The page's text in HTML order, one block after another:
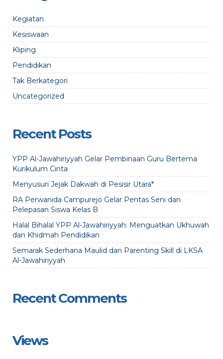
Kegiatan
Kesiswaan
Kliping
Pendidikan
Tak Berkategori
Uncategorized
Recent Posts
YPP Al-Jawahiriyyah Gelar Pembinaan Guru Bertema
Kurikulum Cinta
Menyusuri Jejak Dakwah di Pesisir Utara*
RA Perwanida Campurejo Gelar Pentas Seni dan
Pelepasan Siswa Kelas B
Halal Bihalal YPP Al-Jawahiriyyah: Menguatkan Ukhuwah
dan Khidmah Pendidikan
Semarak Sederhana Maulid dan Parenting Skill di LKSA
Al-Jawahiriyyah
Recent Comments
Views